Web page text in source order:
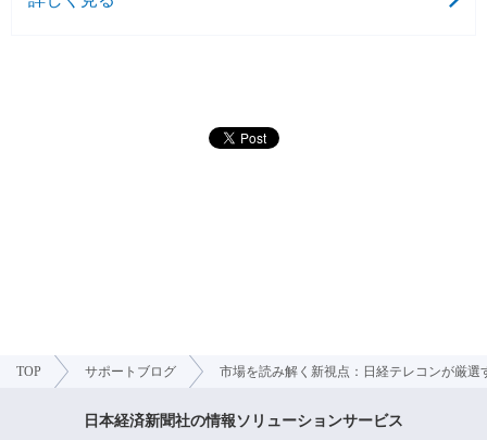
TOP サポートブログ 市場を読み解く新視点：日経テレコンが厳選
日本経済新聞社の情報ソリューションサービス